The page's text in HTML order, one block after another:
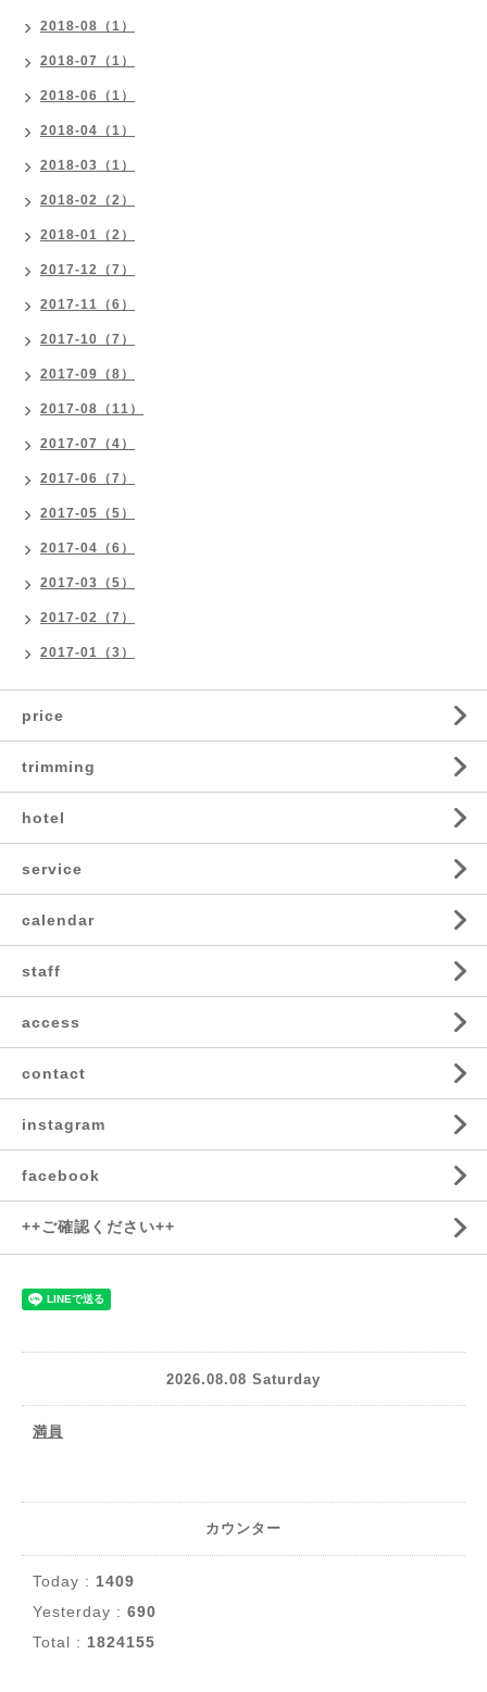
2018-08（1）
2018-07（1）
2018-06（1）
2018-04（1）
2018-03（1）
2018-02（2）
2018-01（2）
2017-12（7）
2017-11（6）
2017-10（7）
2017-09（8）
2017-08（11）
2017-07（4）
2017-06（7）
2017-05（5）
2017-04（6）
2017-03（5）
2017-02（7）
2017-01（3）
price
trimming
hotel
service
calendar
staff
access
contact
instagram
facebook
++ご確認ください++
2026.08.08 Saturday
満員
カウンター
Today : 1409
Yesterday : 690
Total : 1824155